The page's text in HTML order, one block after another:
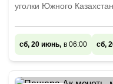
уголки Южного
сб, 20 июнь, в 06:00 сб,